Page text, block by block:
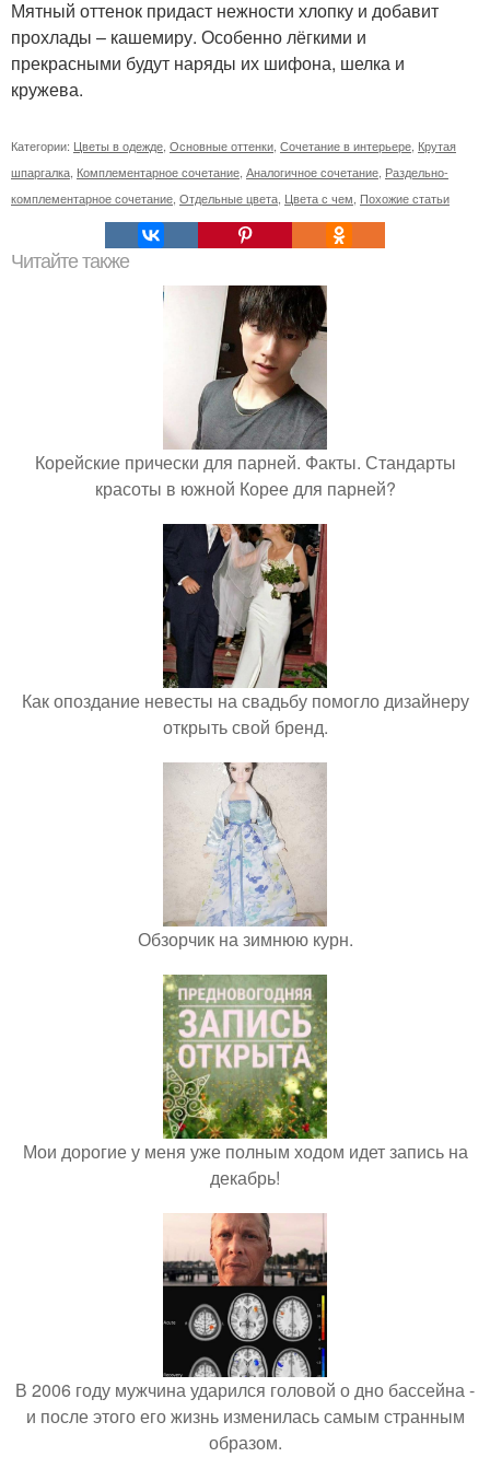
Мятный оттенок придаст нежности хлопку и добавит
прохлады – кашемиру. Особенно лёгкими и
прекрасными будут наряды их шифона, шелка и
кружева.
Категории: Цветы в одежде, Основные оттенки, Сочетание в интерьере, Крутая
шпаргалка, Комплементарное сочетание, Аналогичное сочетание, Раздельно-
комплементарное сочетание, Отдельные цвета, Цвета с чем, Похожие статьи
Читайте также
Корейские прически для парней. Факты. Стандарты
красоты в южной Корее для парней?
Как опоздание невесты на свадьбу помогло дизайнеру
открыть свой бренд.
Обзорчик на зимнюю курн.
Мои дорогие у меня уже полным ходом идет запись на
декабрь!
В 2006 году мужчина ударился головой о дно бассейна -
и после этого его жизнь изменилась самым странным
образом.